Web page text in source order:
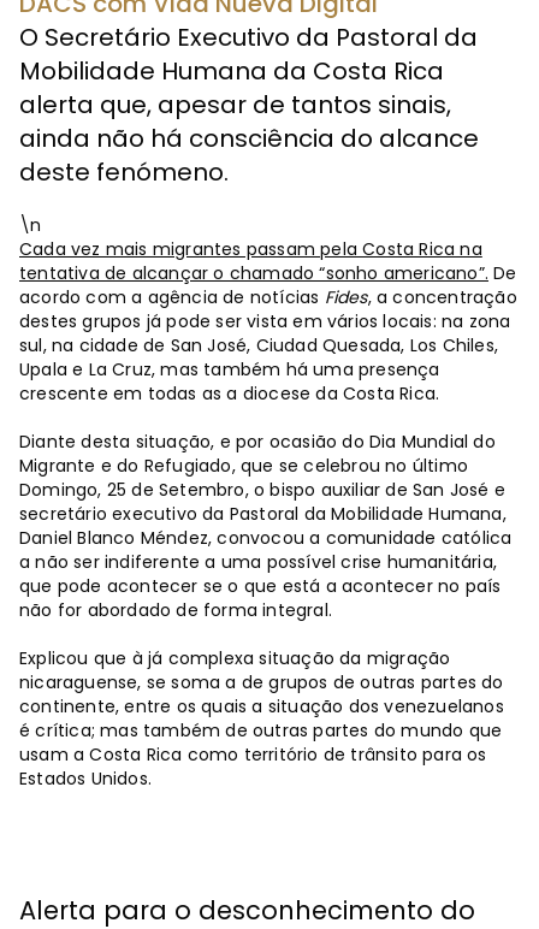
O Secretário Executivo da Pastoral da
Mobilidade Humana da Costa Rica
alerta que, apesar de tantos sinais,
ainda não há consciência do alcance
deste fenómeno.
\n
Cada vez mais migrantes passam pela Costa Rica na
tentativa de alcançar o chamado “sonho americano”. De
acordo com a agência de notícias Fides, a concentração
destes grupos já pode ser vista em vários locais: na zona
sul, na cidade de San José, Ciudad Quesada, Los Chiles,
Upala e La Cruz, mas também há uma presença
crescente em todas as a diocese da Costa Rica.
Diante desta situação, e por ocasião do Dia Mundial do
Migrante e do Refugiado, que se celebrou no último
Domingo, 25 de Setembro, o bispo auxiliar de San José e
secretário executivo da Pastoral da Mobilidade Humana,
Daniel Blanco Méndez, convocou a comunidade católica
a não ser indiferente a uma possível crise humanitária,
que pode acontecer se o que está a acontecer no país
não for abordado de forma integral.
Explicou que à já complexa situação da migração
nicaraguense, se soma a de grupos de outras partes do
continente, entre os quais a situação dos venezuelanos
é crítica; mas também de outras partes do mundo que
usam a Costa Rica como território de trânsito para os
Estados Unidos.
Alerta para o desconhecimento do